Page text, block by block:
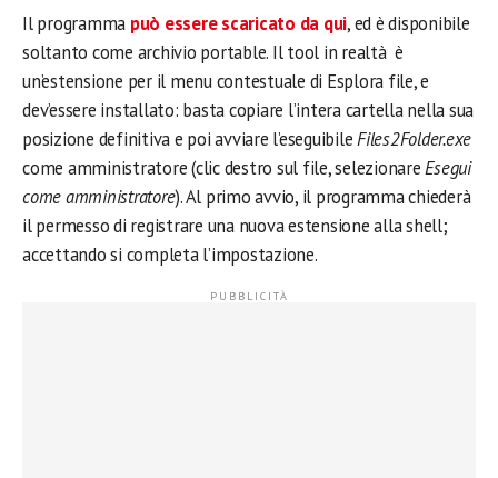
Il programma può essere scaricato da qui, ed è disponibile
soltanto come archivio portable. Il tool in realtà è
un’estensione per il menu contestuale di Esplora file, e
dev’essere installato: basta copiare l’intera cartella nella sua
posizione definitiva e poi avviare l’eseguibileFiles2Folder.exe
come amministratore (clic destro sul file, selezionareEsegui
come amministratore). Al primo avvio, il programma chiederà
il permesso di registrare una nuova estensione alla shell;
accettando si completa l’impostazione.